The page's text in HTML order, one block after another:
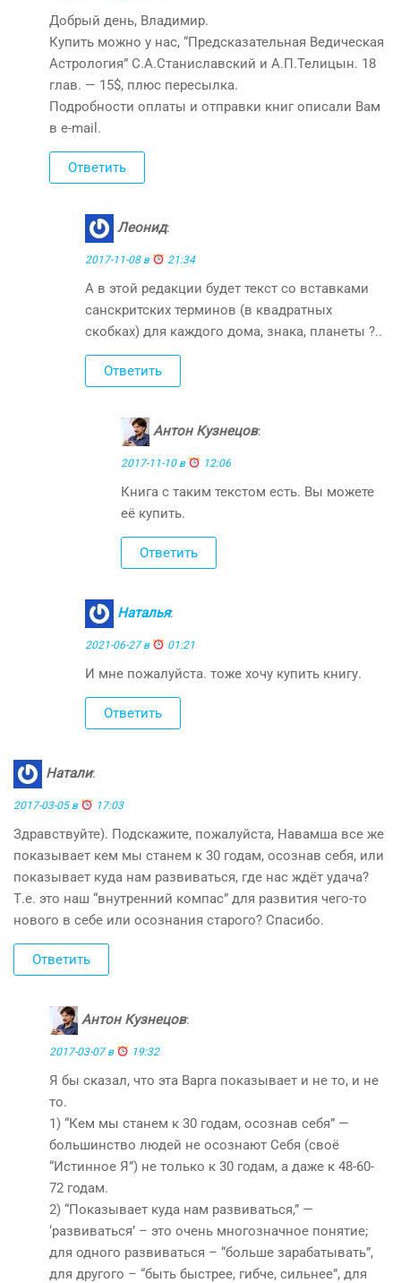
Добрый день, Владимир.
Купить можно у нас, “Предсказательная Ведическая
Астрология” С.А.Станиславский и А.П.Телицын. 18
глав. — 15$, плюс пересылка.
Подробности оплаты и отправки книг описали Вам
в e-mail.
Ответить
Леонид:
2017-11-08 в 21:34
А в этой редакции будет текст со вставками
санскритских терминов (в квадратных
скобках) для каждого дома, знака, планеты ?..
Ответить
Антон Кузнецов:
2017-11-10 в 12:06
Книга с таким текстом есть. Вы можете
её купить.
Ответить
Наталья:
2021-06-27 в 01:21
И мне пожалуйста. тоже хочу купить книгу.
Ответить
Натали:
2017-03-05 в 17:03
Здравствуйте). Подскажите, пожалуйста, Навамша все же
показывает кем мы станем к 30 годам, осознав себя, или
показывает куда нам развиваться, где нас ждёт удача?
Т.е. это наш “внутренний компас” для развития чего-то
нового в себе или осознания старого? Спасибо.
Ответить
Антон Кузнецов:
2017-03-07 в 19:32
Я бы сказал, что эта Варга показывает и не то, и не
то.
1) “Кем мы станем к 30 годам, осознав себя” —
большинство людей не осознают Себя (своё
“Истинное Я”) не только к 30 годам, а даже к 48-60-
72 годам.
2) “Показывает куда нам развиваться,” —
‘развиваться’ – это очень многозначное понятие;
для одного развиваться – “больше зарабатывать”,
для другого – “быть быстрее, гибче, сильнее”, для